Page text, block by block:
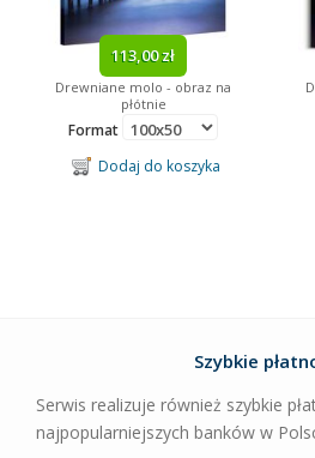
113,00 zł
Drewniane molo - obraz na
płótnie
Format
Dodaj do koszyka
Szybkie
Serwis realizuje również szybkie
najpopularniejszych banków w